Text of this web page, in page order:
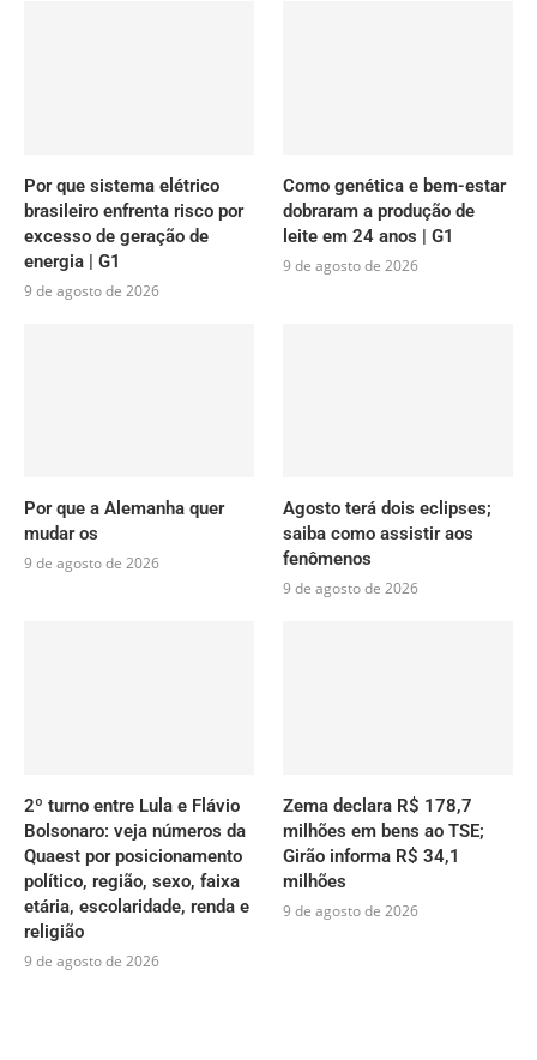
Por que sistema elétrico
brasileiro enfrenta risco por
excesso de geração de
energia | G1
9 de agosto de 2026
Como genética e bem-estar
dobraram a produção de
leite em 24 anos | G1
9 de agosto de 2026
Por que a Alemanha quer
mudar os
9 de agosto de 2026
Agosto terá dois eclipses;
saiba como assistir aos
fenômenos
9 de agosto de 2026
2º turno entre Lula e Flávio
Bolsonaro: veja números da
Quaest por posicionamento
político, região, sexo, faixa
etária, escolaridade, renda e
religião
9 de agosto de 2026
Zema declara R$ 178,7
milhões em bens ao TSE;
Girão informa R$ 34,1
milhões
9 de agosto de 2026